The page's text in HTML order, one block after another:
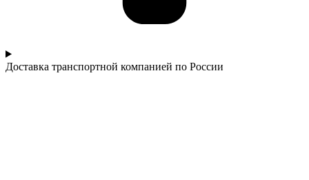
Доставка транспортной компанией по России